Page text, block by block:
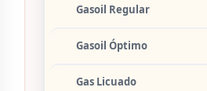
Gasoil Regular
Gasoil Óptimo
Gas Licuado